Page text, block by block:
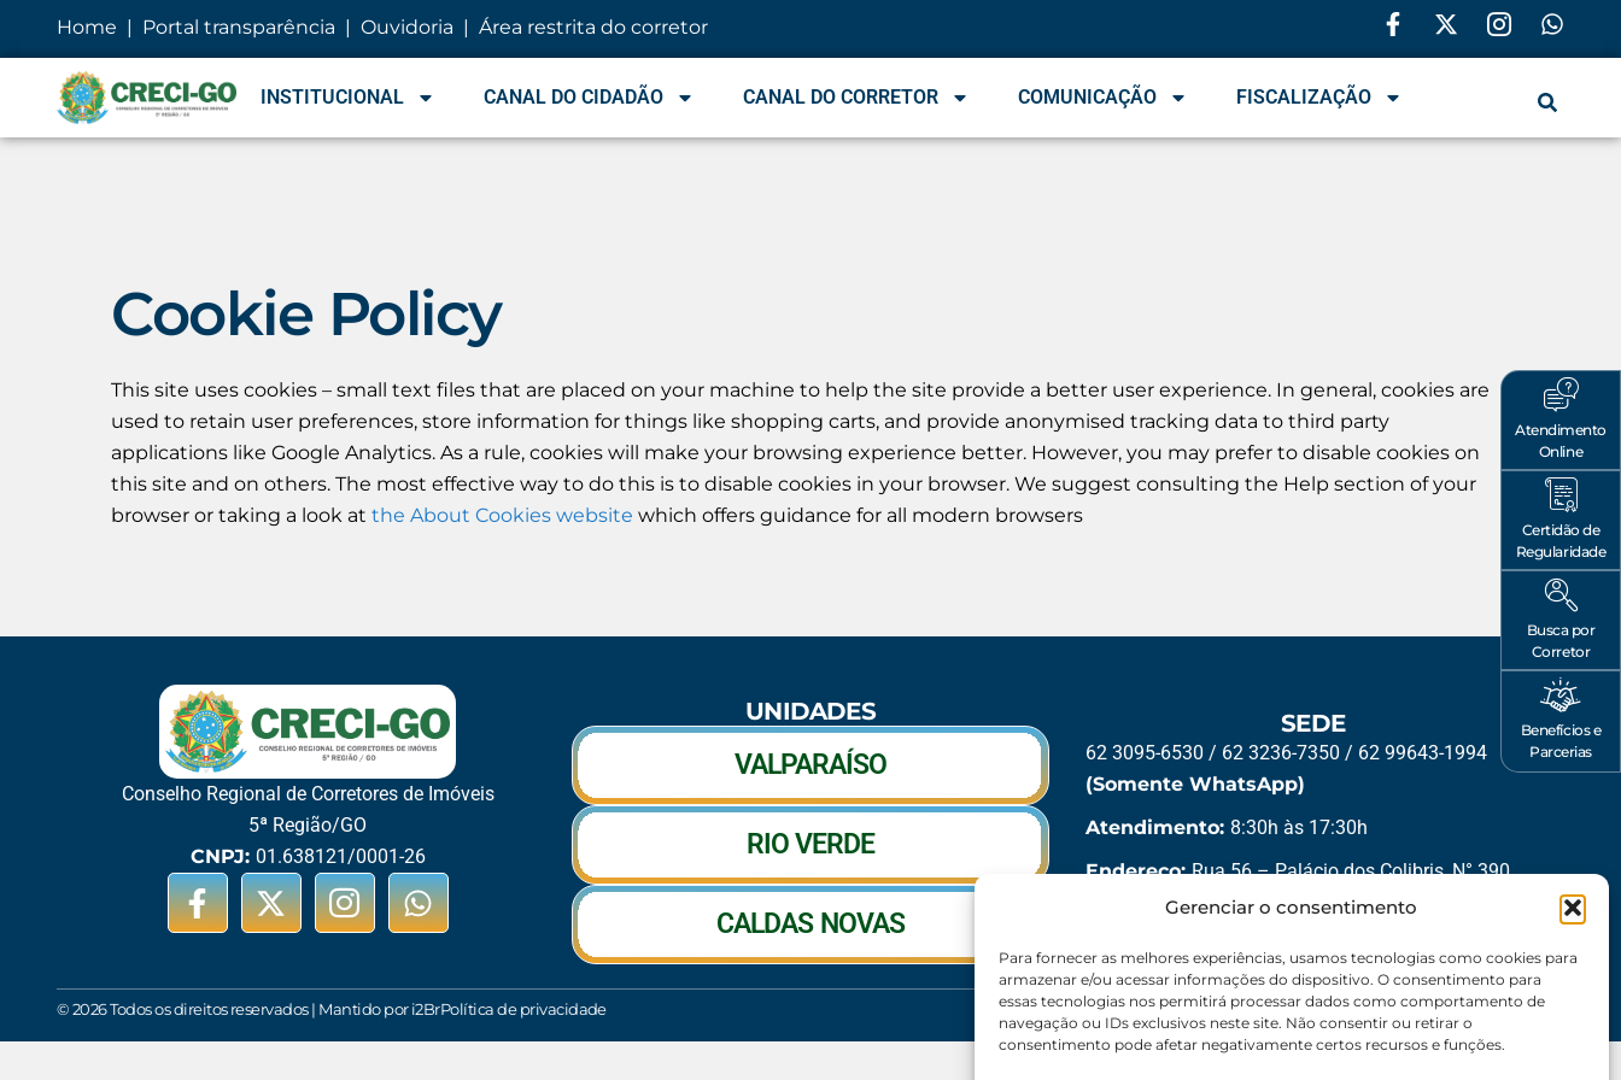
Gerenciar o consentimento
Para fornecer as melhores experiências, usamos tecnologias como cookies para
armazenar e/ou acessar informações do dispositivo. O consentimento para
essas tecnologias nos permitirá processar dados como comportamento de
navegação ou IDs exclusivos neste site. Não consentir ou retirar o
consentimento pode afetar negativamente certos recursos e funções.
conteúdoHome | Portal transparência | Ouvidoria | Área restrita do corretor
INSTITUCIONAL CANAL DO CIDADÃO CANAL DO CORRETOR COMUNICAÇÃO FISCALIZAÇÃO
Atendimento
Online
Certidão de
Regularidade
Busca por
Corretor
Benefícios e
Parcerias
Cookie Policy
This site uses cookies – small text files that are placed on your machine to help the site provide a better user experience. In general, cookies are
used to retain user preferences, store information for things like shopping carts, and provide anonymised tracking data to third party
applications like Google Analytics. As a rule, cookies will make your browsing experience better. However, you may prefer to disable cookies on
this site and on others. The most effective way to do this is to disable cookies in your browser. We suggest consulting the Help section of your
browser or taking a look at the About Cookies website which offers guidance for all modern browsers
Conselho Regional de Corretores de Imóveis
5ª Região/GO
CNPJ: 01.638121/0001-26
UNIDADES
VALPARAÍSO
RIO VERDE
CALDAS NOVAS
SEDE
62 3095-6530 / 62 3236-7350 / 62 99643-1994
(Somente WhatsApp)
Atendimento: 8:30h às 17:30h
Endereço:Rua 56 – Palácio dos Colibris, N° 390,
Jardim Goiás, Goiânia-GO, CEP 74810240
© 2026 Todos os direitos reservados | Mantido por i2BrPolítica de privacidade